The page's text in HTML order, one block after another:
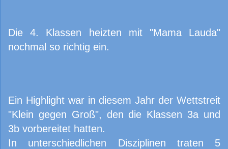
Die 4. Klassen heizten mit "Mama Lauda"
nochmal so richtig ein.
Ein Highlight war in diesem Jahr der Wettstreit
"Klein gegen Groß", den die Klassen 3a und
3b vorbereitet hatten.
In unterschiedlichen Disziplinen traten 5